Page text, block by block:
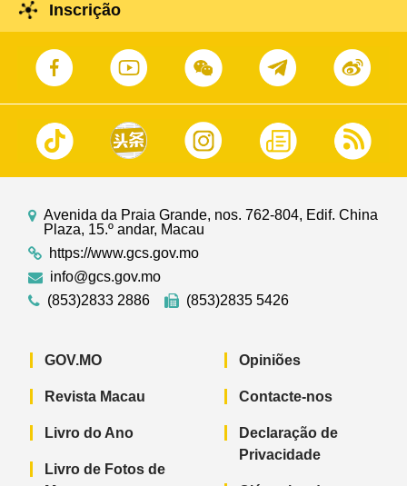
Inscrição
Avenida da Praia Grande, nos. 762-804, Edif. China
Plaza, 15.º andar, Macau
https://www.gcs.gov.mo
info@gcs.gov.mo
(853)2833 2886
(853)2835 5426
GOV.MO
Revista Macau
Livro do Ano
Livro de Fotos de
Opiniões
Contacte-nos
Declaração de
Privacidade